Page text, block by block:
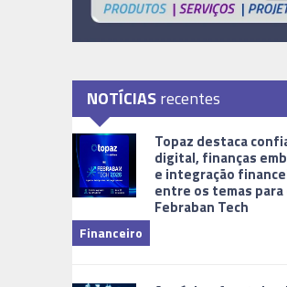
NOTÍCIASrecentes
Topaz destaca
digital, finanças
e integração
entre os temas para
Febraban Tech
Financeiro